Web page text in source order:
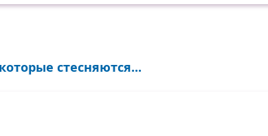
стесняются...